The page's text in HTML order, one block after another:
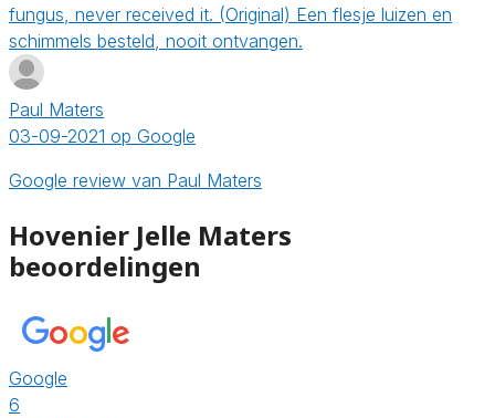
fungus, never received it. (Original) Een flesje luizen en
schimmels besteld, nooit ontvangen.
Paul Maters
03-09-2021 op Google
Google review van Paul Maters
Hovenier Jelle Maters
beoordelingen
Google
6